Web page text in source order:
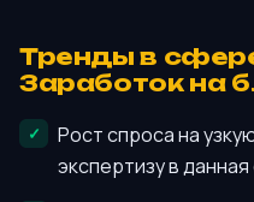
Тренды в
Заработок на
Рост спроса на
экспертизу в